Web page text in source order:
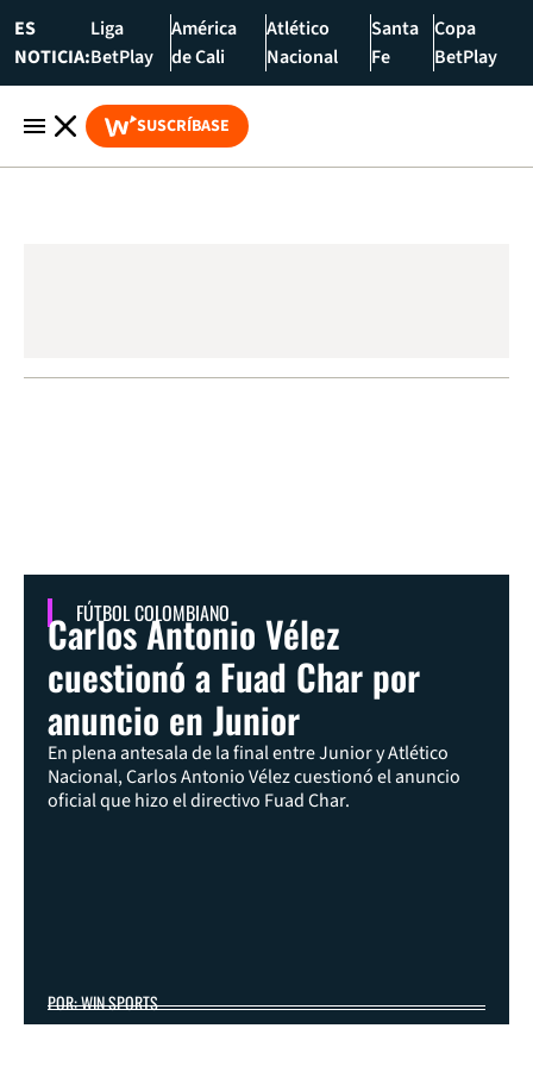
ES
NOTICIA:
Liga
BetPlay
América
de Cali
Atlético
Nacional
Santa
Fe
Copa
BetPlay
SUSCRÍBASE
FÚTBOL COLOMBIANO
Carlos Antonio Vélez
cuestionó a Fuad Char por
anuncio en Junior
En plena antesala de la final entre Junior y Atlético
Nacional, Carlos Antonio Vélez cuestionó el anuncio
oficial que hizo el directivo Fuad Char.
POR: WIN SPORTS